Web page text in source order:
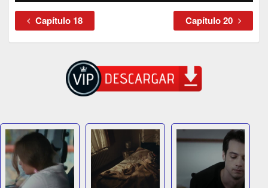
Capítulo 18 Capítulo 20